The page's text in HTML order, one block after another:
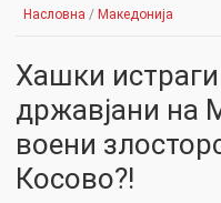
Насловна / Македонија
Хашки
државјани на
воени
Косово?!